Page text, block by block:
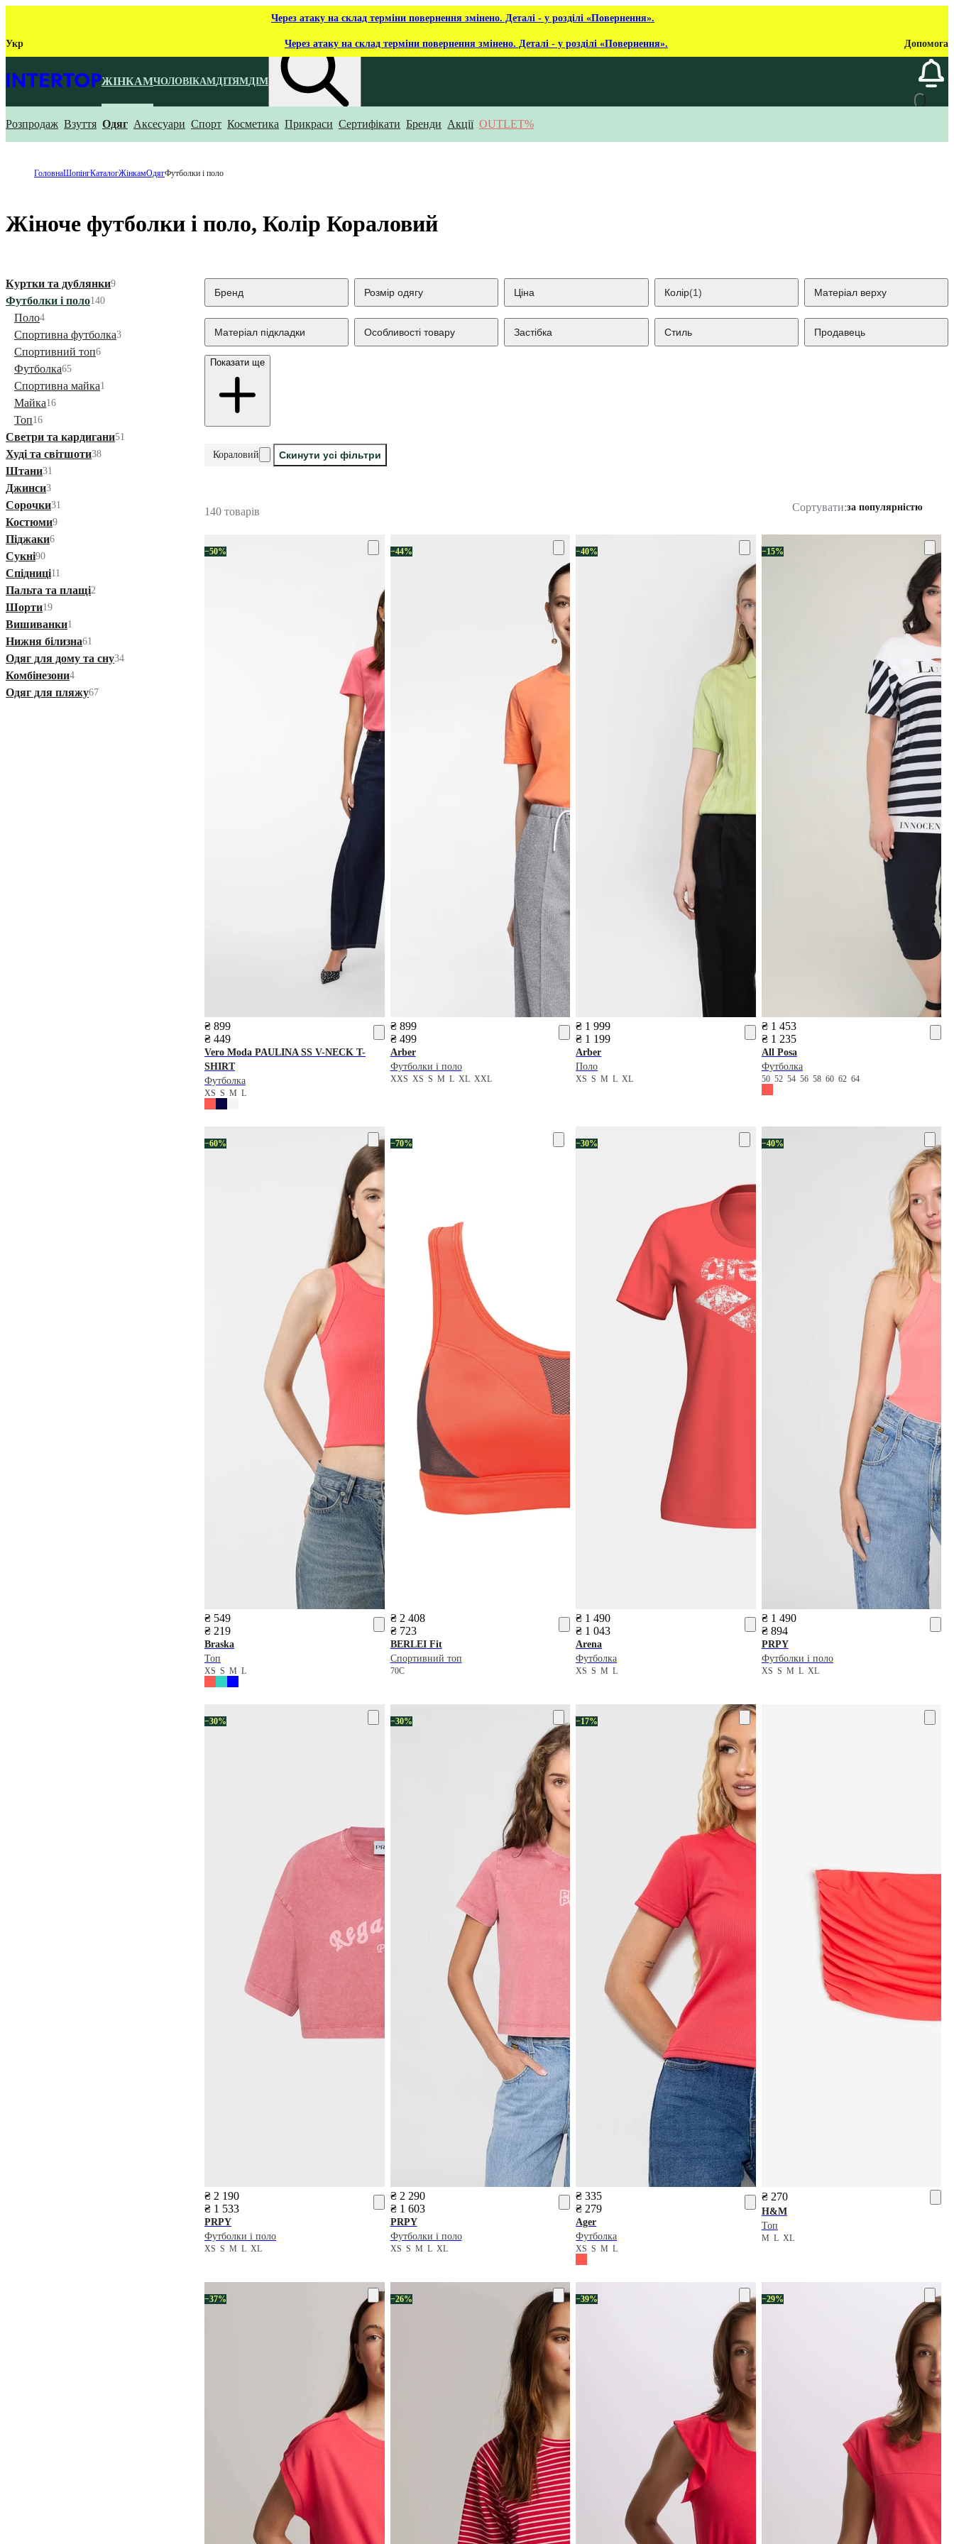
Через атаку на склад терміни повернення змінено. Деталі - у розділі «Повернення».
Укр Через атаку на склад терміни повернення змінено. Деталі - у розділі «Повернення». Допомога
ЖІНКАМЧОЛОВІКАМДІТЯМДІМ
Що ти шукаєш?
Розпродаж Взуття Одяг Аксесуари Спорт Косметика Прикраси Сертифікати Бренди Акції OUTLET%
ГоловнаШопінгКаталогЖінкамОдягФутболки і поло
Жіноче футболки і поло, Колір Кораловий
Куртки та дублянки9
Футболки і поло140
Поло4
Спортивна футболка3
Спортивний топ6
Футболка65
Спортивна майка1
Майка16
Топ16
Светри та кардигани51
Худі та світшоти38
Штани31
Джинси3
Сорочки31
Костюми9
Піджаки6
Сукні90
Спідниці11
Пальта та плащі2
Шорти19
Вишиванки1
Нижня білизна61
Одяг для дому та сну34
Комбінезони4
Одяг для пляжу67
Бренд Розмір одягу Ціна Колір(1) Матеріал верху
Матеріал підкладки Особливості товару Застібка Стиль Продавець
Показати ще
Кораловий Скинути усі фільтри
140 товарів Сортувати:за популярністю
−50%
₴ 899
₴ 449
Vero Moda PAULINA SS V-NECK T-
SHIRT
Футболка
XS S M L
−44%
₴ 899
₴ 499
Arber
Футболки і поло
XXS XS S M L XL XXL
−40%
₴ 1 999
₴ 1 199
Arber
Поло
XSSMLXL
−15%
₴ 1 453
₴ 1 235
All Posa
Футболка
50 52 54 56 58 60 62 64
−60%
₴ 549
₴ 219
Braska
Топ
XS S M L
−70%
₴ 2 408
₴ 723
BERLEIFit
Спортивний топ
70C
−30%
₴ 1 490
₴ 1 043
Arena
Футболка
XSSML
−40%
₴ 1 490
₴ 894
PRPY
Футболки і поло
XS S M L XL
−30%
₴ 2 190
₴ 1 533
PRPY
Футболки і поло
XS S M L XL
−30%
₴ 2 290
₴ 1 603
PRPY
Футболки і поло
XS S M L XL
−17%
₴ 335
₴ 279
Ager
Футболка
XSSML
₴ 270
H&M
Топ
M L XL
−37% −26% −39% −29%